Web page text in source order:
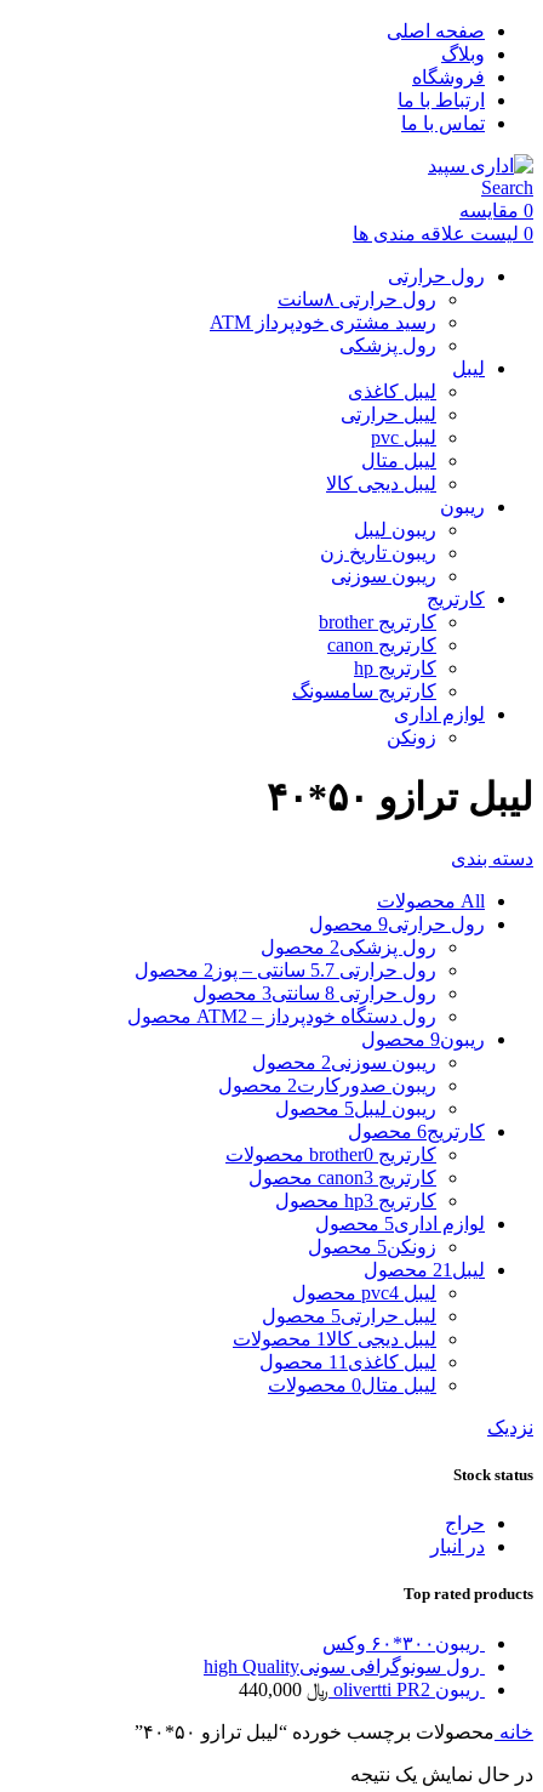
صفحه اصلی
وبلاگ
فروشگاه
ارتباط با ما
تماس با ما
Search
0 مقایسه
0 لیست علاقه مندی ها
رول حرارتی
رول حرارتی ۸سانت
رسید مشتری خودپرداز ATM
رول پزشکی
لیبل
لیبل کاغذی
لیبل حرارتی
لیبل pvc
لیبل متال
لیبل دیجی کالا
ریبون
ریبون لیبل
ریبون تاریخ زن
ریبون سوزنی
کارتریج
کارتریج brother
کارتریج canon
کارتریج hp
کارتریج سامسونگ
لوازم اداری
زونکن
لیبل ترازو ۵۰*۴۰
دسته بندی
All محصولات
رول حرارتی9 محصول
رول پزشکی2 محصول
رول حرارتی 5.7 سانتی – پوز
2 محصول
رول حرارتی 8 سانتی
3 محصول
رول دستگاه خودپرداز – ATM 2 محصول
ریبون9 محصول
ریبون سوزنی2 محصول
ریبون صدورکارت2 محصول
ریبون لیبل5 محصول
کارتریج6 محصول
کارتریج brother 0 محصولات
کارتریج canon 3 محصول
کارتریج hp 3 محصول
لوازم اداری5 محصول
زونکن5 محصول
لیبل 21 محصول
لیبل pvc 4 محصول
لیبل حرارتی5 محصول
لیبل دیجی کالا1 محصولات
لیبل کاغذی 11 محصول
لیبل متال0 محصولات
نزدیک
Stock status
حراج
در انبار
Top rated products
ریبون۳۰۰*۶۰ وکس
رول سونوگرافی سونیhigh Quality
ریبون olivertti PR2
﷼
خانه محصولات برچسب خورده “لیبل ترازو ۵۰*۴۰”
در حال نمایش یک نتیجه